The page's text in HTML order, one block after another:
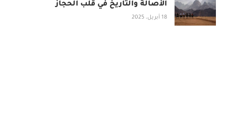
الأصالة والتاريخ في قلب الحجاز
18 أبريل، 2025